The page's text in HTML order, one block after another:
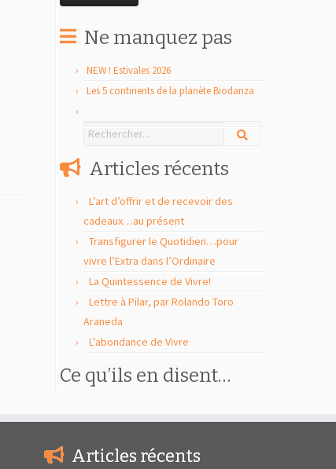
Ne manquez pas
NEW ! Estivales 2026
Les 5 continents de la planète Biodanza
Articles récents
L’art d’offrir et de recevoir des
cadeaux…au présent
Transfigurer le Quotidien…pour
vivre l’Extra dans l’Ordinaire
La Quintessence de Vivre!
Lettre à Pilar, par Rolando Toro
Araneda
L’abondance de Vivre
Ce qu’ils en disent…
Articles récents